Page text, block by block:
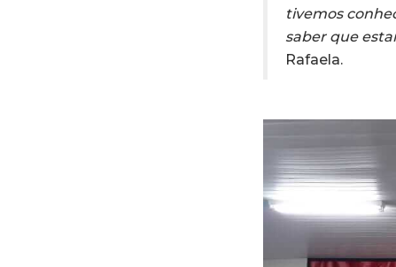
tivemos
saber que
Rafaela.